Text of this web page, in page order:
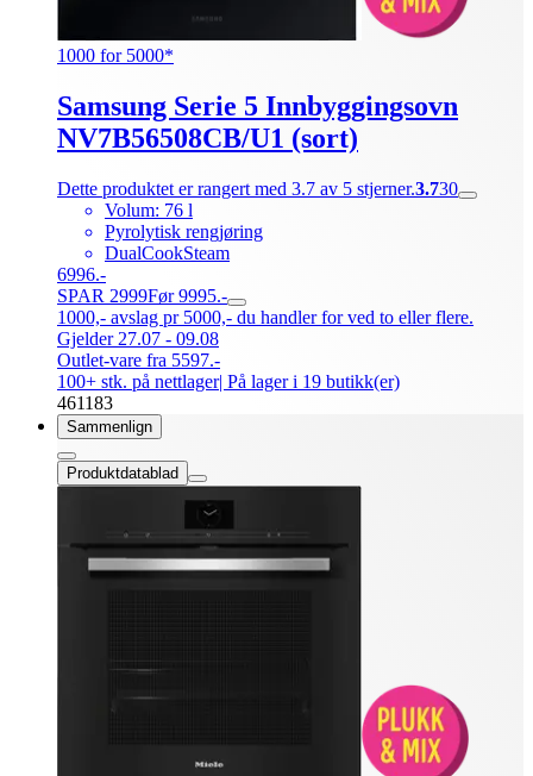
1000 for 5000*
Samsung Serie 5 Innbyggingsovn
NV7B56508CB/U1 (sort)
Dette produktet er rangert med 3.7 av 5 stjerner.3.730
Volum: 76 l
Pyrolytisk rengjøring
DualCookSteam
6996.-
SPAR 2999Før 9995.-
1000,- avslag pr 5000,- du handler for ved to eller flere.
Gjelder 27.07 - 09.08
Outlet-vare fra 5597.-
100+ stk. på nettlager| På lager i 19 butikk(er)
461183
Sammenlign
Produktdatablad